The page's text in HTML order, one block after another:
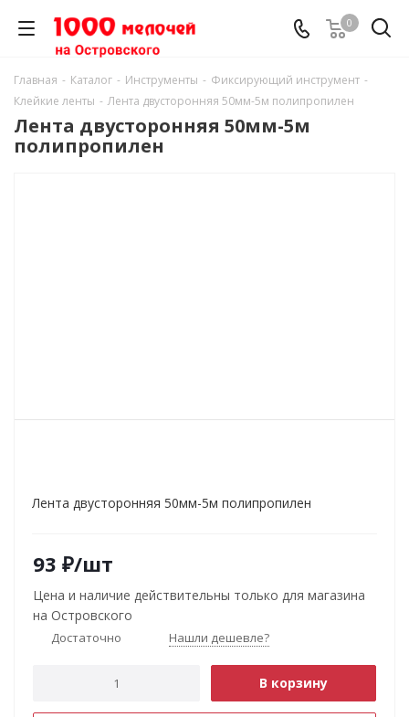
0
Главная - Каталог - Инструменты - Фиксирующий инструмент -
Клейкие ленты - Лента двусторонняя 50мм-5м полипропилен
Лента двусторонняя 50мм-5м
полипропилен
Лента двусторонняя 50мм-5м полипропилен
93 ₽/шт
Цена и наличие действительны только для магазина
на Островского
Достаточно Нашли дешевле?
В корзину